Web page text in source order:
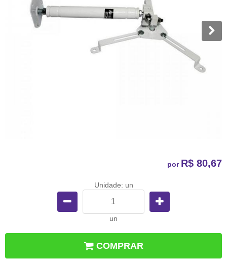
por R$ 80,67
Unidade: un
un
COMPRAR